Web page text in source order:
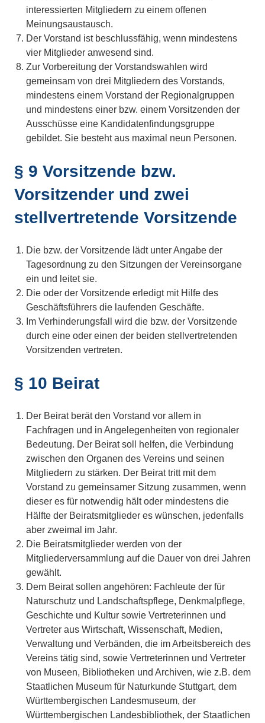
interessierten Mitgliedern zu einem offenen
Meinungsaustausch.
Der Vorstand ist beschlussfähig, wenn mindestens
vier Mitglieder anwesend sind.
Zur Vorbereitung der Vorstandswahlen wird
gemeinsam von drei Mitgliedern des Vorstands,
mindestens einem Vorstand der Regionalgruppen
und mindestens einer bzw. einem Vorsitzenden der
Ausschüsse eine Kandidatenfindungsgruppe
gebildet. Sie besteht aus maximal neun Personen.
§ 9 Vorsitzende bzw.
Vorsitzender und zwei
stellvertretende Vorsitzende
Die bzw. der Vorsitzende lädt unter Angabe der
Tagesordnung zu den Sitzungen der Vereinsorgane
ein und leitet sie.
Die oder der Vorsitzende erledigt mit Hilfe des
Geschäftsführers die laufenden Geschäfte.
Im Verhinderungsfall wird die bzw. der Vorsitzende
durch eine oder einen der beiden stellvertretenden
Vorsitzenden vertreten.
§ 10 Beirat
Der Beirat berät den Vorstand vor allem in
Fachfragen und in Angelegenheiten von regionaler
Bedeutung. Der Beirat soll helfen, die Verbindung
zwischen den Organen des Vereins und seinen
Mitgliedern zu stärken. Der Beirat tritt mit dem
Vorstand zu gemeinsamer Sitzung zusammen, wenn
dieser es für notwendig hält oder mindestens die
Hälfte der Beiratsmitglieder es wünschen, jedenfalls
aber zweimal im Jahr.
Die Beiratsmitglieder werden von der
Mitgliederversammlung auf die Dauer von drei Jahren
gewählt.
Dem Beirat sollen angehören: Fachleute der für
Naturschutz und Landschaftspflege, Denkmalpflege,
Geschichte und Kultur sowie Vertreterinnen und
Vertreter aus Wirtschaft, Wissenschaft, Medien,
Verwaltung und Verbänden, die im Arbeitsbereich des
Vereins tätig sind, sowie Vertreterinnen und Vertreter
von Museen, Bibliotheken und Archiven, wie z.B. dem
Staatlichen Museum für Naturkunde Stuttgart, dem
Württembergischen Landesmuseum, der
Württembergischen Landesbibliothek, der Staatlichen